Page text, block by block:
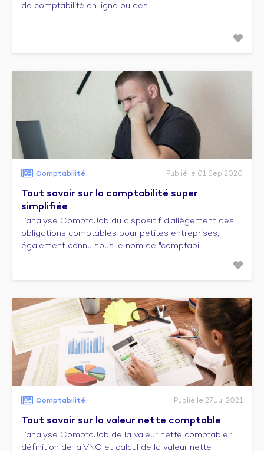
de comptabilité en ligne ou des...
Comptabilité Publié le 01 Sep 2020
Tout savoir sur la comptabilité super
simplifiée
L’analyse ComptaJob du dispositif d'allègement des
obligations comptables pour petites entreprises,
également connu sous le nom de "comptabi...
Comptabilité Publié le 27 Jul 2021
Tout savoir sur la valeur nette comptable
L’analyse ComptaJob de la valeur nette comptable :
définition de la VNC et calcul de la valeur nette